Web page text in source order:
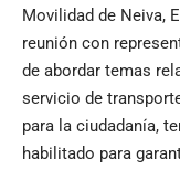
Movilidad de Neiva,
reunión con
de abordar temas
servicio de
para la ciudadanía,
habilitado para